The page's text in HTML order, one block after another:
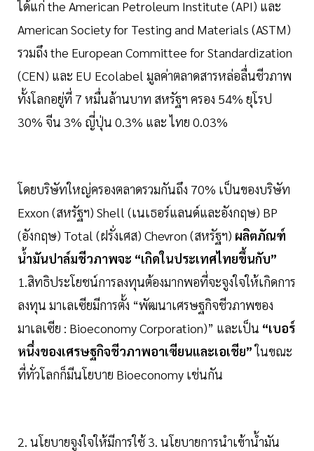
ได้แก่ the American Petroleum Institute (API) และ
American Society for Testing and Materials (ASTM)
รวมถึง the European Committee for Standardization
(CEN) และ EU Ecolabel มูลค่าตลาดสารหล่อลื่นชีวภาพ
ทั้งโลกอยู่ที่ 7 หมื่นล้านบาท สหรัฐฯ ครอง 54% ยุโรป
30% จีน 3% ญี่ปุ่น 0.3% และ ไทย 0.03%
โดยบริษัทใหญ่ครองตลาดรวมกันถึง 70% เป็นของบริษัท
Exxon (สหรัฐฯ) Shell (เนเธอร์แลนด์และอังกฤษ) BP
(อังกฤษ) Total (ฝรั่งเศส) Chevron (สหรัฐฯ) ผลิตภัณฑ์
นํ้ามันปาล์มชีวภาพจะ “เกิดในประเทศไทยขึ้นกับ”
1.สิทธิประโยชน์การลงทุนต้องมากพอที่จะจูงใจให้เกิดการ
ลงทุน มาเลเซียมีการตั้ง “พัฒนาเศรษฐกิจชีวภาพของ
มาเลเซีย : Bioeconomy Corporation)” และเป็น “เบอร์
หนึ่งของเศรษฐกิจชีวภาพอาเซียนและเอเชีย”ในขณะ
ที่ทั่วโลกก็มีนโยบาย Bioeconomy เช่นกัน
2. นโยบายจูงใจให้มีการใช้ 3. นโยบายการนำเข้านํ้ามัน